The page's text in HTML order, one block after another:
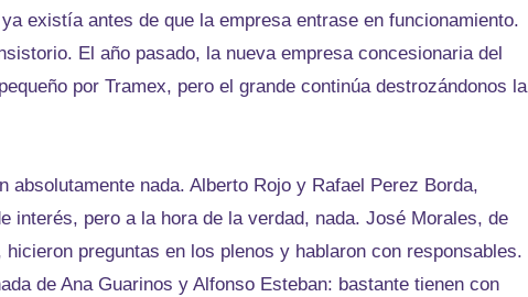
existía antes de que la empresa entrase en funcionamiento.
El año pasado, la nueva empresa concesionaria del
por Tramex, pero el grande continúa destrozándonos la
nada. Alberto Rojo y Rafael Perez Borda,
interés, pero a la hora de la verdad, nada. José Morales, de
preguntas en los plenos y hablaron con responsables.
de Ana Guarinos y Alfonso Esteban: bastante tienen con